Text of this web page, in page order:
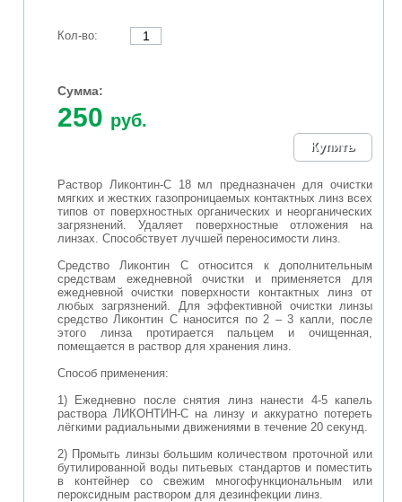
Кол-во:
Сумма:
250 руб.
Раствор Ликонтин-С 18 мл предназначен для очистки
мягких и жестких газопроницаемых контактных линз всех
типов от поверхностных органических и неорганических
загрязнений. Удаляет поверхностные отложения на
линзах. Способствует лучшей переносимости линз.
Средство Ликонтин С относится к дополнительным
средствам ежедневной очистки и применяется для
ежедневной очистки поверхности контактных линз от
любых загрязнений. Для эффективной очистки линзы
средство Ликонтин С наносится по 2 – 3 капли, после
этого линза протирается пальцем и очищенная,
помещается в раствор для хранения линз.
Способ применения:
1) Ежедневно после снятия линз нанести 4-5 капель
раствора ЛИКОНТИН-С на линзу и аккуратно потереть
лёгкими радиальными движениями в течение 20 секунд.
2) Промыть линзы большим количеством проточной или
бутилированной воды питьевых стандартов и поместить
в контейнер со свежим многофункциональным или
пероксидным раствором для дезинфекции линз.